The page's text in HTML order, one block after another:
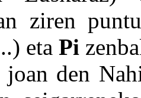
ziren
eta Pi
den